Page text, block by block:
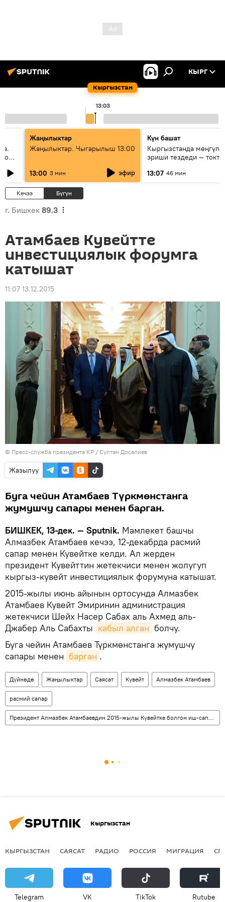
Кыргызстан
КЫРГ
13:03
Жаңылыктар
Жаңылыктар. Чыгарылыш 13:00
13:00 3 мин эфир
Күн башат
Кыргызстанда
эриши тездеди —
13:07 46 мин
Кечээ Бүгүн
г. Бишкек 89.3
Атамбаев Кувейтте
инвестициялык форумга
катышат
11:07 13.12.2015
© Пресс-служба президента КР / Султан Досалиев
Жазылуу
Буга чейин Атамбаев Түркмөнстанга
жумушчу сапары менен барган.
БИШКЕК, 13-дек. — Sputnik. Мамлекет башчы
Алмазбек Атамбаев кечээ, 12-декабрда расмий
сапар менен Кувейтке келди. Ал жерден
президент Кувейттин жетекчиси менен жолугуп
кыргыз-кувейт инвестициялык форумуна катышат.
2015-жылы июнь айынын ортосунда Алмазбек
Атамбаев Кувейт Эмиринин администрация
жетекчиси Шейх Насер Сабах аль Ахмед аль-
Джабер Аль Сабахты кабыл алган болчу.
Буга чейин Атамбаев Түркмөнстанга жумушчу
сапары менен барган .
Дүйнөдө Жаңылыктар Саясат Кувейт Алмазбек Атамбаев
расмий сапар
Президент Алмазбек Атамбаевдин 2015-жылы Кувейтке болгон иш-сапары
Кыргызстан
КЫРГЫЗСТАН САЯСАТ РАДИО РОССИЯ МИГРАЦИЯ
Telegram VK ТikТоk Rutube